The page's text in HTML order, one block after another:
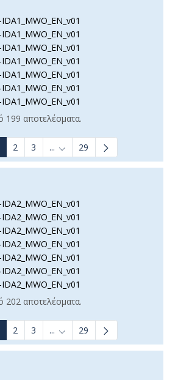
199 αποτελέσματα.
2 3 ... Ενδιάμεσες σελίδες Use
29
202 αποτελέσματα.
2 3 ... Ενδιάμεσες σελίδες Use
29